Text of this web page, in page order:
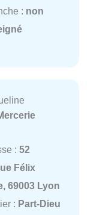
: non
: 52
Félix
69003 Lyon
: Part-Dieu